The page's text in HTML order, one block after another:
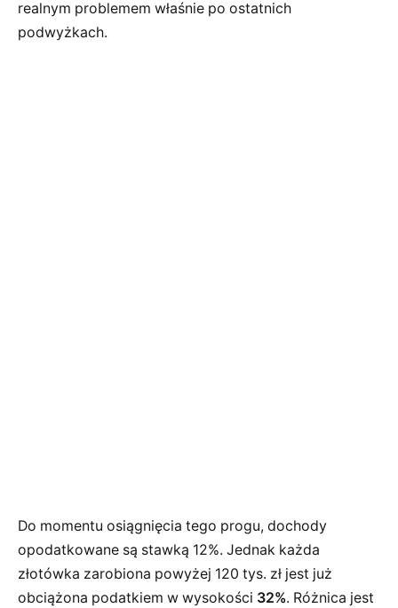
realnym problemem właśnie po ostatnich
podwyżkach.
Do momentu osiągnięcia tego progu, dochody
opodatkowane są stawką 12%. Jednak każda
złotówka zarobiona powyżej 120 tys. zł jest już
obciążona podatkiem w wysokości 32%. Różnica jest